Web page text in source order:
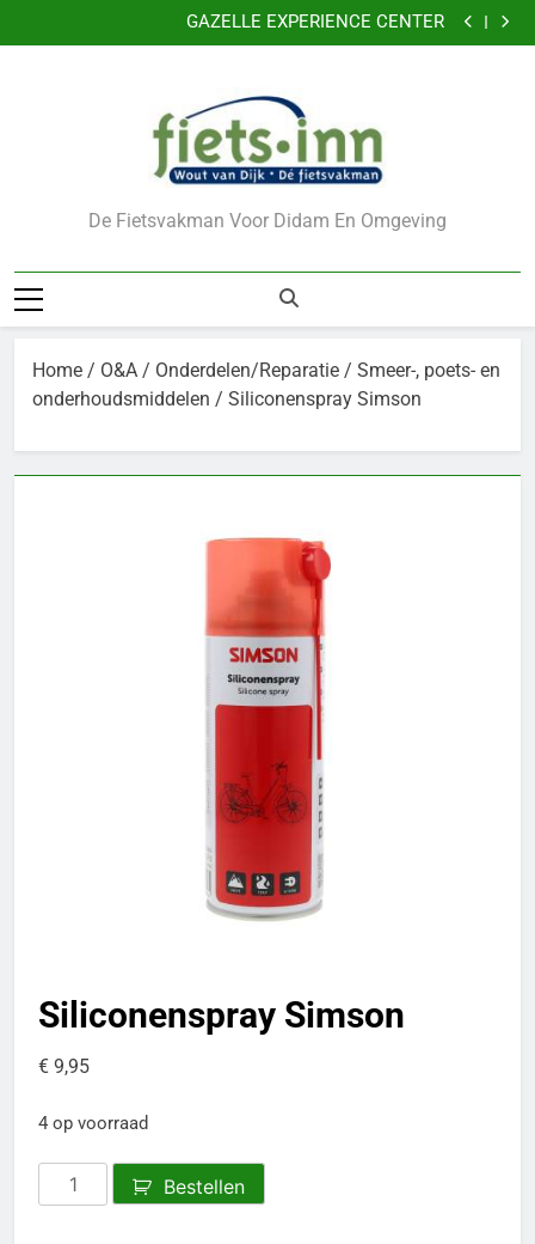
naar
VERKLEIN DE KANS OP DIEFSTAL VAN UW FIETS
CADEAUBONNEN
GAZELLE EXPERIENCE CENTER
VERKLEIN DE KANS OP DIEFSTAL VAN UW FIETS
CADEAUBONNEN
De Fietsvakman Voor Didam En Omgeving
Home / O&A / Onderdelen/Reparatie / Smeer-, poets- en
onderhoudsmiddelen / Siliconenspray Simson
Siliconenspray Simson
€ 9,95
4 op voorraad
Siliconenspray
Simson
Bestellen